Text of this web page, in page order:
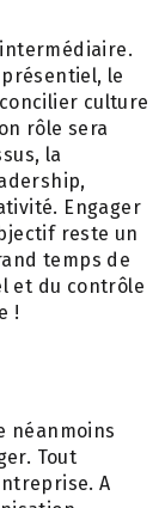
le
culture
rôle sera
la
Engager
reste un
temps de
et du contrôle
!
néanmoins
Tout
A